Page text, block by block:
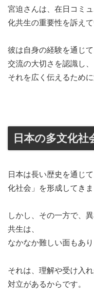
宮迫さんは、在日コミ
化共生の重要性を訴えて
彼は自身の経験を通じ
交流の大切さを認識し、
それを広く伝えるために
日本の多文化社
日本は長い歴史を通じ
化社会」を形成してきま
しかし、その一方で、
共生は、
なかなか難しい面もあり
それは、理解や受け入
対立があるからです。